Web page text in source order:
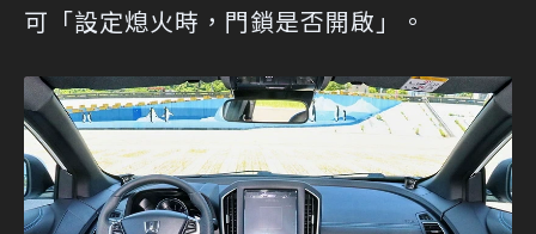
可「設定熄火時，門鎖是否開啟」。